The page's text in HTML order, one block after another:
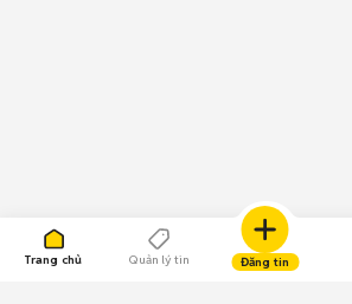
Trang chủ Quản lý tin Đăng tin